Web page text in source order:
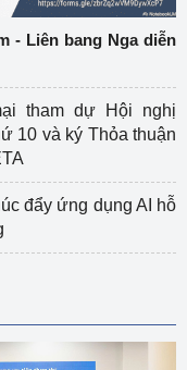
- Liên bang Nga diễn
tham dự Hội nghị
10 và ký Thỏa thuận
đẩy ứng dụng AI hỗ